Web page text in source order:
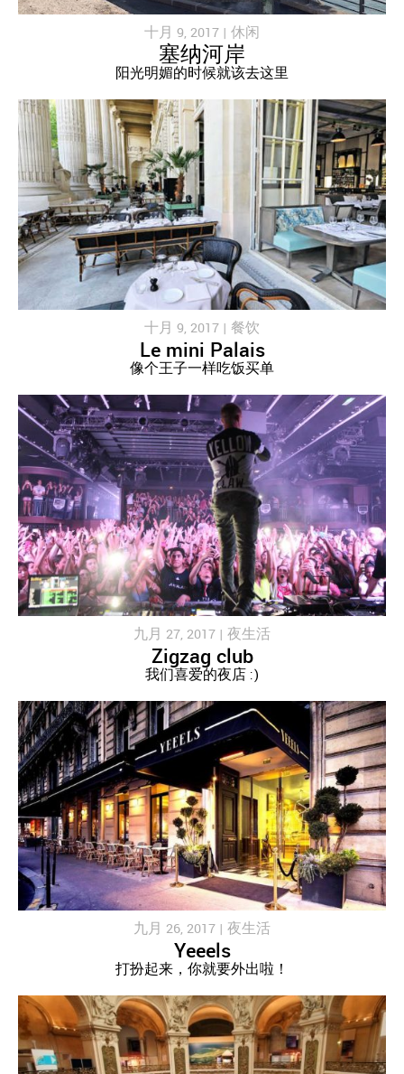
十月 9, 2017 | 休闲
塞纳河岸
阳光明媚的时候就该去这里
十月 9, 2017 | 餐饮
Le mini Palais
像个王子一样吃饭买单
九月 27, 2017 | 夜生活
Zigzag club
我们喜爱的夜店 :)
九月 26, 2017 | 夜生活
Yeeels
打扮起来，你就要外出啦！